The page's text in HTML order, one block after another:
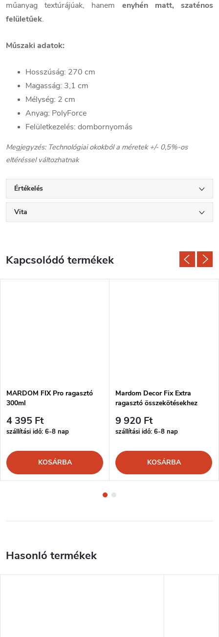
műanyag textúrájúak, hanem enyhén matt, szaténos
felületűek.
Műszaki adatok:
Hosszúság: 270 cm
Magasság: 3,1 cm
Mélység: 2 cm
Anyag: PolyForce
Felületkezelés: dombornyomás
Megjegyzés: Technológiai okokból a méretek +/- 0,5%-os
eltéréssel változhatnak
Értékelés
Vita
Kapcsolódó termékek
MARDOM FIX Pro ragasztó
300ml
4 395 Ft
szállítási idő: 6-8 nap
KOSÁRBA
Mardom Decor Fix Extra
ragasztó összekötésekhez
9 920 Ft
szállítási idő: 6-8 nap
KOSÁRBA